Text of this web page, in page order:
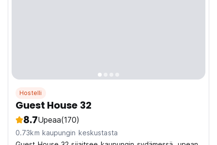
Hostelli
Guest House 32
8.7Upeaa(170)
0.73km kaupungin keskustasta